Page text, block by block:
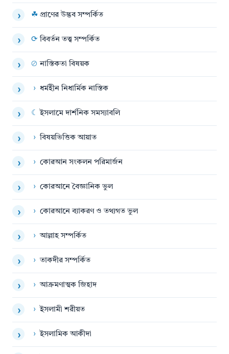
› ☘ প্রাণের উদ্ভব সম্পর্কিত
› ⟳ বিবর্তন তত্ত্ব সম্পর্কিত
› ⊘ নাস্তিকতা বিষয়ক
› › ধর্মহীন নিধার্মিক নাস্তিক
› ☾ ইসলামে দার্শনিক সমস্যাবলি
› › বিষয়ভিত্তিক আয়াত
› › কোরআন সংকলন পরিমার্জন
› › কোরআনে বৈজ্ঞানিক ভুল
› › কোরআনে ব্যাকরণ ও তথ্যগত ভুল
› › আল্লাহ সম্পর্কিত
› › তাকদীর সম্পর্কিত
› › আক্রমণাত্মক জিহাদ
› › ইসলামী শরীয়ত
› › ইসলামিক আকীদা